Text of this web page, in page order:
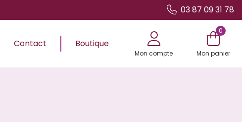
03 87 09 31 78
Contact Boutique
Mon compte
0
Mon panier